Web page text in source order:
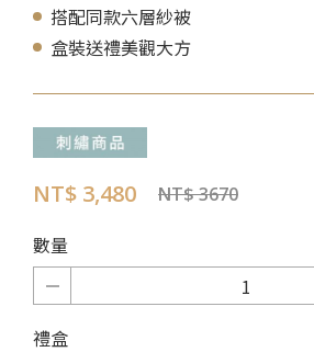
搭配同款六層紗被
盒裝送禮美觀大方
NT$ 3,480 NT$ 3670
數量
禮盒